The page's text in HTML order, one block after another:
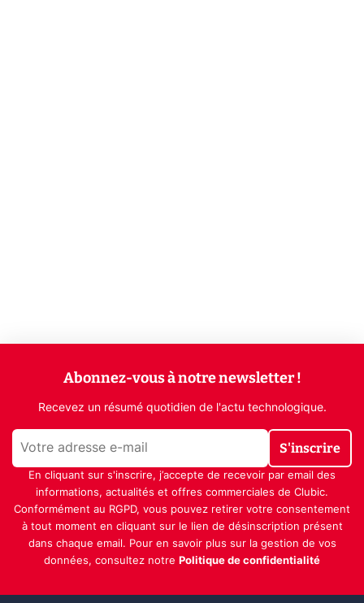
Abonnez-vous à notre newsletter !
Recevez un résumé quotidien de l'actu technologique.
S'inscrire
En cliquant sur s'inscrire, j’accepte de recevoir par email des
informations, actualités et offres commerciales de Clubic.
Conformément au RGPD, vous pouvez retirer votre consentement
à tout moment en cliquant sur le lien de désinscription présent
dans chaque email. Pour en savoir plus sur la gestion de vos
données, consultez notre Politique de confidentialité